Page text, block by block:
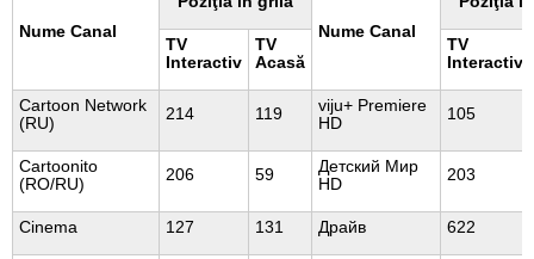
Nume Canal
Nume Canal
TV
Interactiv
TV
Acasă
TV
Interactiv
Cartoon Network
(RU)
214 119
viju+ Premiere
HD
105
Cartoonito
(RO/RU)
206 59
Детский Мир
HD
203
Cinema 127 131 Драйв 622